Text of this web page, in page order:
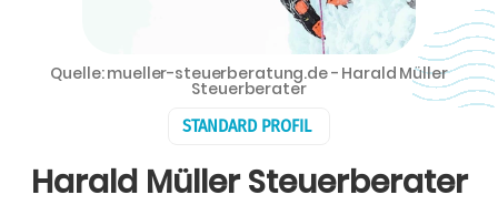
STANDARD PROFIL
Harald Müller Steuerberater
Quelle: mueller-steuerberatung.de - Harald Müller
Steuerberater